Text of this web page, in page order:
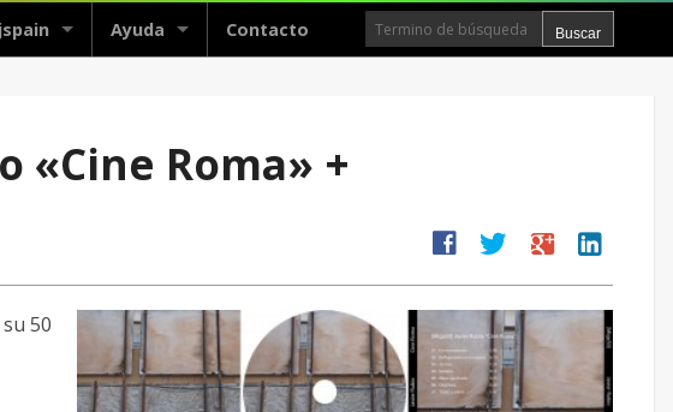
Ayuda Contacto
«Cine Roma» +
facebook twitter google linkedin
50